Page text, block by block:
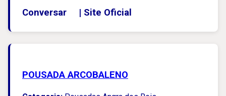
Conversar | Site Oficial
POUSADA ARCOBALENO